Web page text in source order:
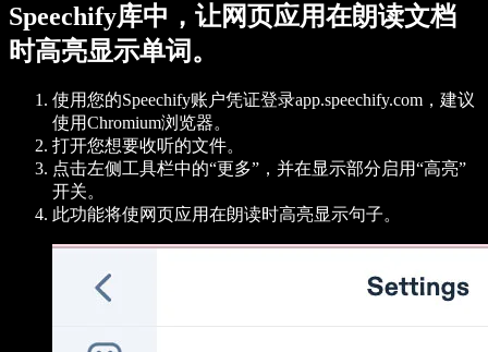
Speechify库中，让网页应用在朗读文档
时高亮显示单词。
使用您的Speechify账户凭证登录app.speechify.com，建议
使用Chromium浏览器。
打开您想要收听的文件。
点击左侧工具栏中的“更多”，并在显示部分启用“高亮”
开关。
此功能将使网页应用在朗读时高亮显示句子。